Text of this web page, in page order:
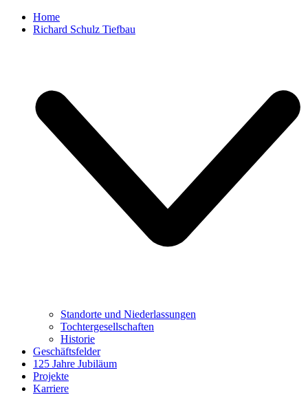
Home
Richard Schulz Tiefbau
Standorte und Niederlassungen
Tochtergesellschaften
Historie
Geschäftsfelder
125 Jahre Jubiläum
Projekte
Karriere